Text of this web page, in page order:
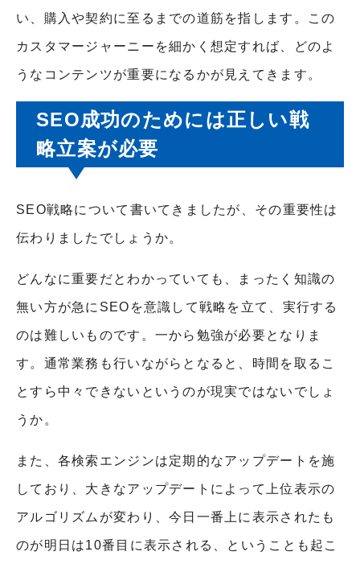
い、購入や契約に至るまでの道筋を指します。この
カスタマージャーニーを細かく想定すれば、どのよ
うなコンテンツが重要になるかが見えてきます。
SEO成功のためには正しい戦
略立案が必要
SEO戦略について書いてきましたが、その重要性は
伝わりましたでしょうか。
どんなに重要だとわかっていても、まったく知識の
無い方が急にSEOを意識して戦略を立て、実行する
のは難しいものです。一から勉強が必要となりま
す。通常業務も行いながらとなると、時間を取るこ
とすら中々できないというのが現実ではないでしょ
うか。
また、各検索エンジンは定期的なアップデートを施
しており、大きなアップデートによって上位表示の
アルゴリズムが変わり、今日一番上に表示されたも
のが明日は10番目に表示される、ということも起こ